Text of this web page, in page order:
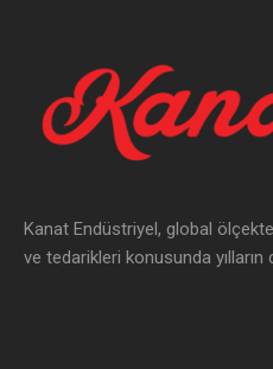
Kanat Endüstriyel, global
ve tedarikleri konusunda